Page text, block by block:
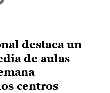
destaca un
de aulas
centros